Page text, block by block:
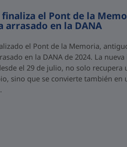
finaliza el Pont de la
arrasado en la DANA
el Pont de la Memoria,
en la DANA de 2024. La
el 29 de julio, no solo recupera
sino que se convierte también en